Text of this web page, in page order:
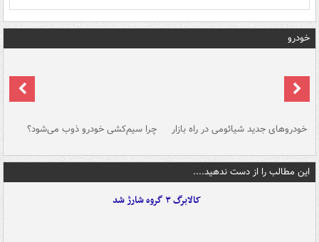
خودرو
خودروهای جدید شیائومی در راه بازار چرا سیم‌کشی خودرو ذوب می‌شود؟
این مطالب را از دست ندهید....
کالابرگ ۳ گروه شارژ شد